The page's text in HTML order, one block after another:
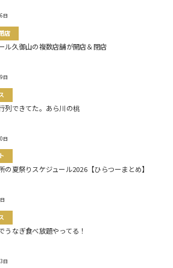
日
店
ル久御山の複数店舗が開店＆閉店
日
列できてた。あら川の桃
日
の夏祭りスケジュール2026【ひらつーまとめ】
うなぎ食べ放題やってる！
日